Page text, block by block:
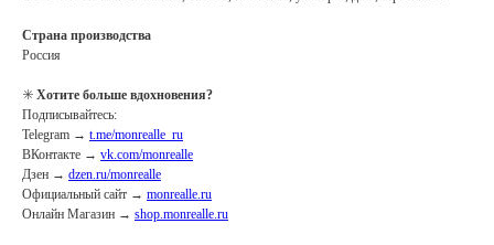
Страна производства
Россия
✳️ Хотите больше вдохновения?
Подписывайтесь:
Telegram → t.me/monrealle_ru
ВКонтакте → vk.com/monrealle
Дзен → dzen.ru/monrealle
Официальный сайт → monrealle.ru
Онлайн Магазин → shop.monrealle.ru